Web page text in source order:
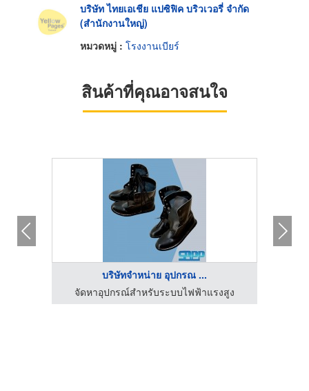
บริษัท ไทยเอเชีย แปซิฟิค บริวเวอรี่ จำกัด
(สำนักงานใหญ่)
หมวดหมู่ : โรงงานเบียร์
สินค้าที่คุณอาจสนใจ
บริษัทจำหน่าย อุปกรณ ...
จัดหาอุปกรณ์สำหรับระบบไฟฟ้าแรงสูง